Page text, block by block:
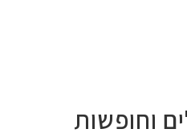
וחופשות